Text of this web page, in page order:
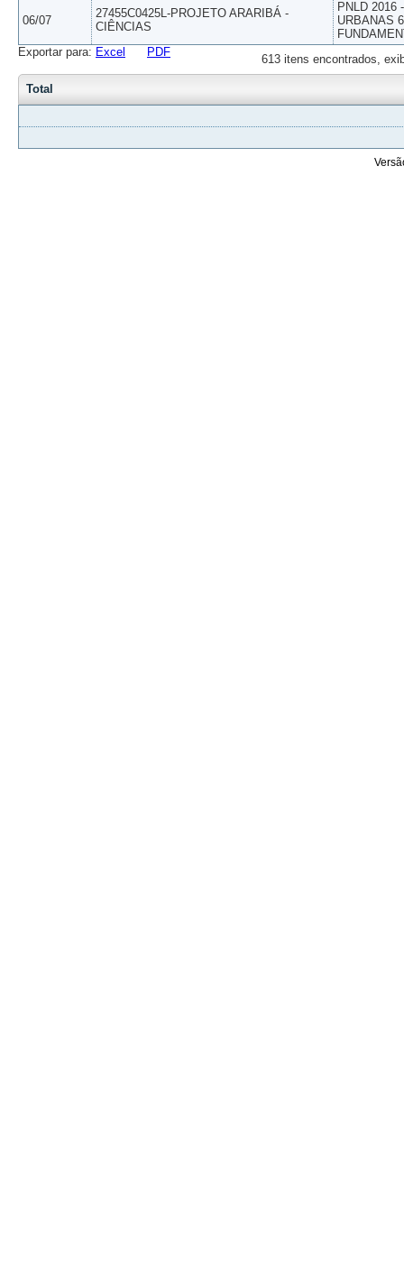
06/07
27455C0425L-PROJETO ARARIBÁ -
CIÊNCIAS
PNLD 2016
URBANAS
613 itens encontrados,
Exportar para: Excel PDF
Total